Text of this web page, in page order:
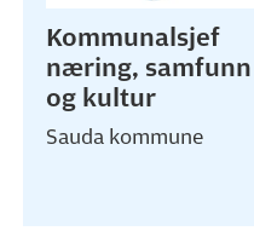
Kommunalsjef
næring, samfunn
og kultur
Sauda kommune